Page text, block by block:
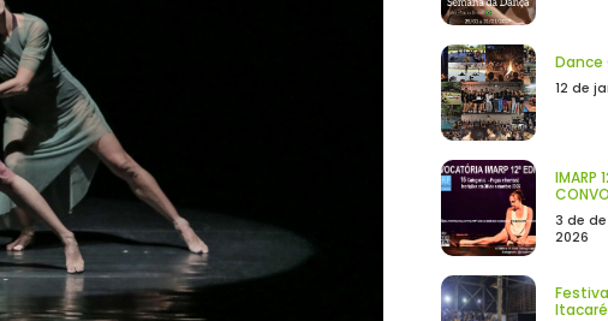
Dance
12 de
IMARP
3 de
2026
Itacaré